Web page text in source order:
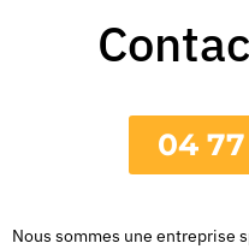
04
Nous sommes une entreprise